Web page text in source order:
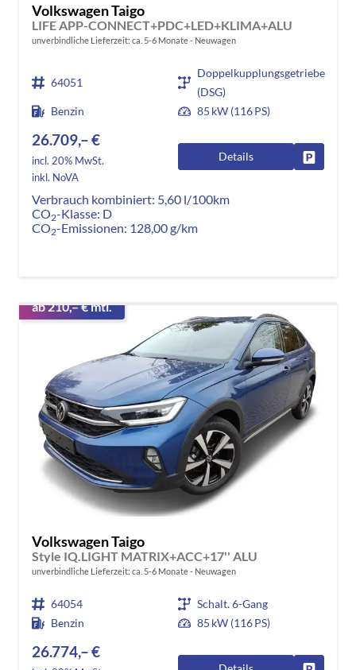
Volkswagen Taigo
LIFE APP-CONNECT+PDC+LED+KLIMA+ALU
unverbindliche Lieferzeit: ca. 5-6 Monate Neuwagen
64051
Doppelkupplungsgetriebe
(DSG)
Benzin
85 kW (116 PS)
26.709,– €
incl. 20% MwSt.
inkl. NoVA
Details
Verbrauch kombiniert: 5,60 l/100km
CO2-Klasse: D
CO2-Emissionen: 128,00 g/km
ab 210,– € mtl.
Volkswagen Taigo
Style IQ.LIGHT MATRIX+ACC+17'' ALU
unverbindliche Lieferzeit: ca. 5-6 Monate Neuwagen
64054
Schalt. 6-Gang
Benzin
85 kW (116 PS)
26.774,– €